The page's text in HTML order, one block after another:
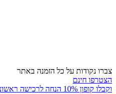
צברו נקודות על כל הזמנה באתר
הצטרפו חינם
וקבלו קופון 10% הנחה לרכישה ראשונה